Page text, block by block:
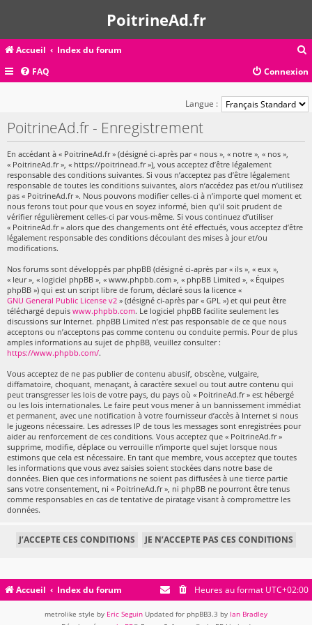
PoitrineAd.fr
Accueil Index du forum
c
FAQ Connexion
Langue :
PoitrineAd.fr - Enregistrement
En accédant à « PoitrineAd.fr » (désigné ci-après par « nous », « notre », « nos »,
« PoitrineAd.fr », « https://poitrinead.fr »), vous acceptez d’être légalement
responsable des conditions suivantes. Si vous n’acceptez pas d’être légalement
responsable de toutes les conditions suivantes, alors n’accédez pas et/ou n’utilisez
pas « PoitrineAd.fr ». Nous pouvons modifier celles-ci à n’importe quel moment et
nous ferons tout pour que vous en soyez informé, bien qu’il soit prudent de
vérifier régulièrement celles-ci par vous-même. Si vous continuez d’utiliser
« PoitrineAd.fr » alors que des changements ont été effectués, vous acceptez d’être
légalement responsable des conditions découlant des mises à jour et/ou
modifications.
Nos forums sont développés par phpBB (désigné ci-après par « ils », « eux »,
« leur », « logiciel phpBB », « www.phpbb.com », « phpBB Limited », « Équipes
phpBB ») qui est un script libre de forum, déclaré sous la licence «
GNU General Public License v2 » (désigné ci-après par « GPL ») et qui peut être
téléchargé depuis www.phpbb.com. Le logiciel phpBB facilite seulement les
discussions sur Internet. phpBB Limited n’est pas responsable de ce que nous
acceptons ou n’acceptons pas comme contenu ou conduite permis. Pour de plus
amples informations au sujet de phpBB, veuillez consulter :
https://www.phpbb.com/.
Vous acceptez de ne pas publier de contenu abusif, obscène, vulgaire,
diffamatoire, choquant, menaçant, à caractère sexuel ou tout autre contenu qui
peut transgresser les lois de votre pays, du pays où « PoitrineAd.fr » est hébergé
ou les lois internationales. Le faire peut vous mener à un bannissement immédiat
et permanent, avec une notification à votre fournisseur d’accès à Internet si nous
le jugeons nécessaire. Les adresses IP de tous les messages sont enregistrées pour
aider au renforcement de ces conditions. Vous acceptez que « PoitrineAd.fr »
supprime, modifie, déplace ou verrouille n’importe quel sujet lorsque nous
estimons que cela est nécessaire. En tant que membre, vous acceptez que toutes
les informations que vous avez saisies soient stockées dans notre base de
données. Bien que ces informations ne soient pas diffusées à une tierce partie
sans votre consentement, ni « PoitrineAd.fr », ni phpBB ne pourront être tenus
comme responsables en cas de tentative de piratage visant à compromettre les
données.
Accueil Index du forum Heures au format UTC+02:00
metrolike style by Eric Seguin Updated for phpBB3.3 by Ian Bradley